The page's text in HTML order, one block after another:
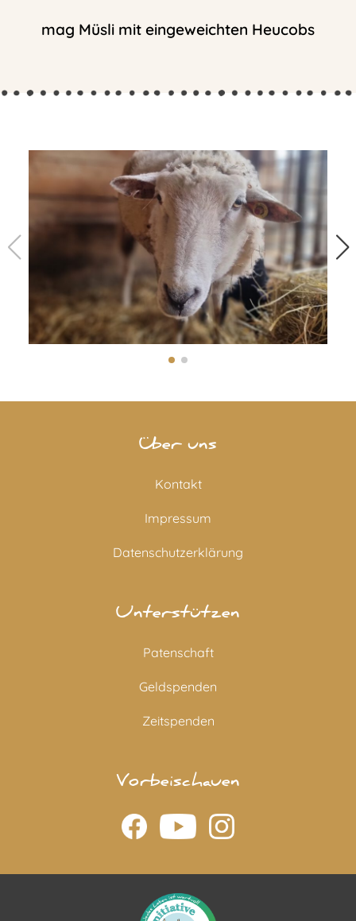
mag Müsli mit eingeweichten Heucobs
Über uns
Kontakt
Impressum
Datenschutzerklärung
Unterstützen
Patenschaft
Geldspenden
Zeitspenden
Vorbeischauen